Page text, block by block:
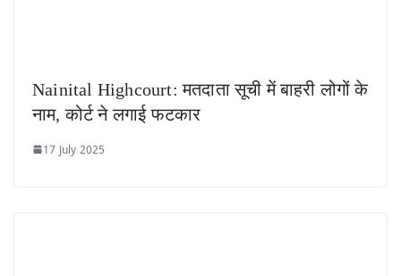
Nainital Highcourt: मतदाता सूची में बाहरी लोगों के
नाम, कोर्ट ने लगाई फटकार
17 July 2025